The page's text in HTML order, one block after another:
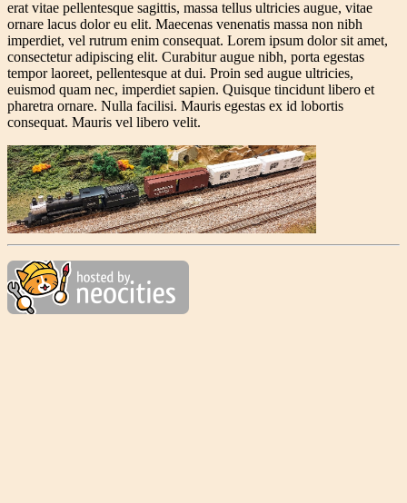
erat vitae pellentesque sagittis, massa tellus ultricies augue, vitae
ornare lacus dolor eu elit. Maecenas venenatis massa non nibh
imperdiet, vel rutrum enim consequat. Lorem ipsum dolor sit amet,
consectetur adipiscing elit. Curabitur augue nibh, porta egestas
tempor laoreet, pellentesque at dui. Proin sed augue ultricies,
euismod quam nec, imperdiet sapien. Quisque tincidunt libero et
pharetra ornare. Nulla facilisi. Mauris egestas ex id lobortis
consequat. Mauris vel libero velit.